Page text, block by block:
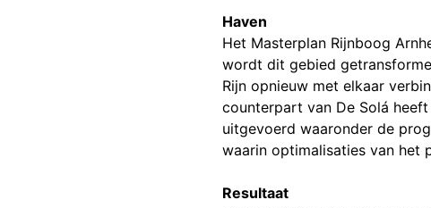
Haven
Het Masterplan Rijnboog
wordt dit gebied
Rijn opnieuw met elkaar
counterpart van De Solá
uitgevoerd waaronder de
waarin optimalisaties van het
Resultaat